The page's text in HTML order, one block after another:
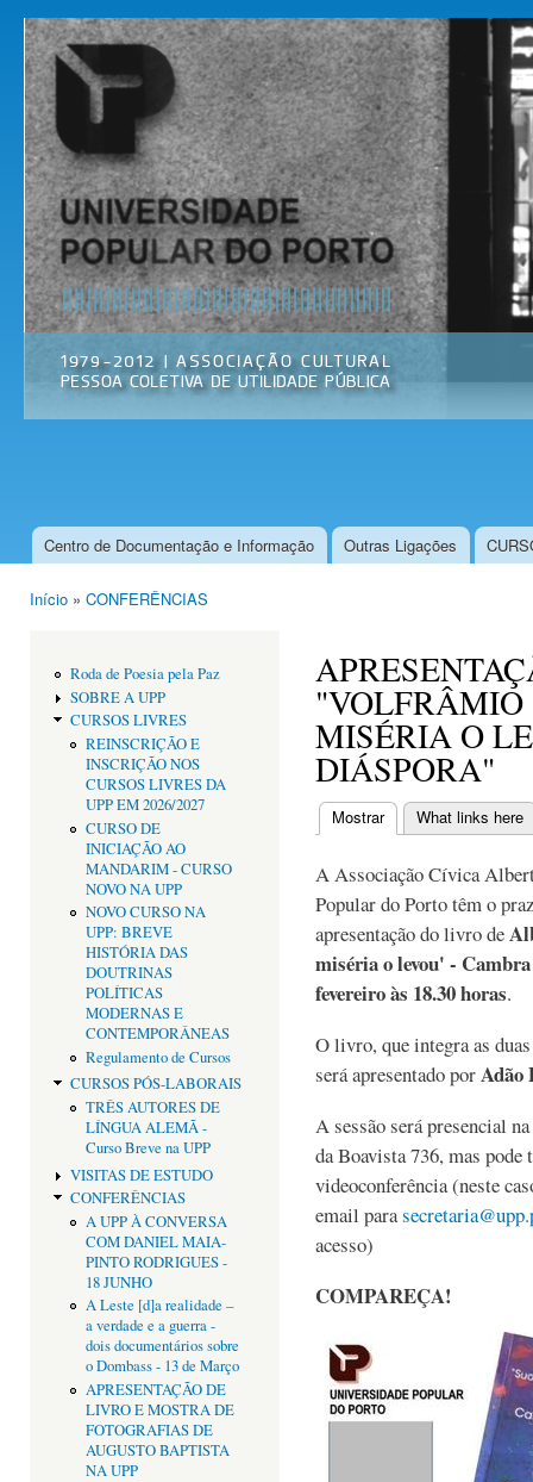
Universidade
Popular do
Porto
Associação
Cultural
Menu principal
Centro de Documentação e Informação Outras Ligações
Início » CONFERÊNCIAS
Roda de Poesia pela Paz
SOBRE A UPP
CURSOS LIVRES
REINSCRIÇÃO E
INSCRIÇÃO NOS
CURSOS LIVRES DA
UPP EM 2026/2027
CURSO DE
INICIAÇÃO AO
MANDARIM - CURSO
NOVO NA UPP
NOVO CURSO NA
UPP: BREVE
HISTÓRIA DAS
DOUTRINAS
POLÍTICAS
MODERNAS E
CONTEMPORÂNEAS
Regulamento de Cursos
CURSOS PÓS-LABORAIS
TRÊS AUTORES DE
LÍNGUA ALEMÃ -
Curso Breve na UPP
VISITAS DE ESTUDO
CONFERÊNCIAS
A UPP À CONVERSA
COM DANIEL MAIA-
PINTO RODRIGUES -
18 JUNHO
A Leste [d]a realidade –
a verdade e a guerra -
dois documentários sobre
o Dombass - 13 de Março
APRESENTAÇÃO DE
LIVRO E MOSTRA DE
FOTOGRAFIAS DE
AUGUSTO BAPTISTA
NA UPP
"VOLFRÂMIO
MISÉRIA O
DIÁSPORA"
Separadores
Mostrar(separador ativo)
What links here
A Associação Cívica
Popular do Porto têm o
apresentação do livro de
miséria o levou' -
fevereiro às 18.30 horas.
O livro, que integra as
será apresentado porAdão
A sessão será presencial
da Boavista 736, mas pode
videoconferência (neste
email para
acesso)
COMPAREÇA!